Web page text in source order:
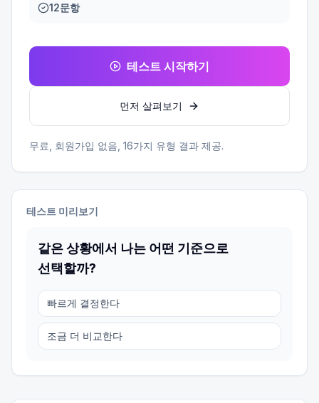
12문항
테스트 시작하기
먼저 살펴보기
무료, 회원가입 없음, 16가지 유형 결과 제공.
테스트 미리보기
같은 상황에서 나는 어떤 기준으로
선택할까?
빠르게 결정한다
조금 더 비교한다